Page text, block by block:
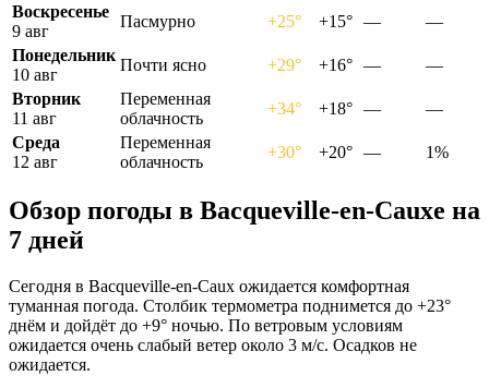
Воскресенье
9 авг
Пасмурно +25° +15° —
—
Понедельник
10 авг
Почти ясно +29° +16° —
—
Вторник
11 авг
Переменная
облачность
+34° +18° —
—
Среда
12 авг
Переменная
облачность
+30° +20° — 1%
Обзор погоды в Bacqueville-en-Cauxе на
7 дней
Сегодня в Bacqueville-en-Caux ожидается комфортная
туманная погода. Столбик термометра поднимется до +23°
днём и дойдёт до +9° ночью. По ветровым условиям
ожидается очень слабый ветер около 3 м/с. Осадков не
ожидается.